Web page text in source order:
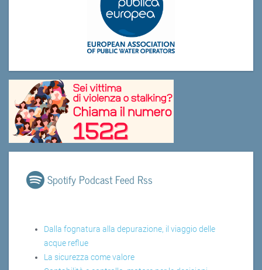
Spotify Podcast Feed Rss
Dalla fognatura alla depurazione, il viaggio delle
acque reflue
La sicurezza come valore